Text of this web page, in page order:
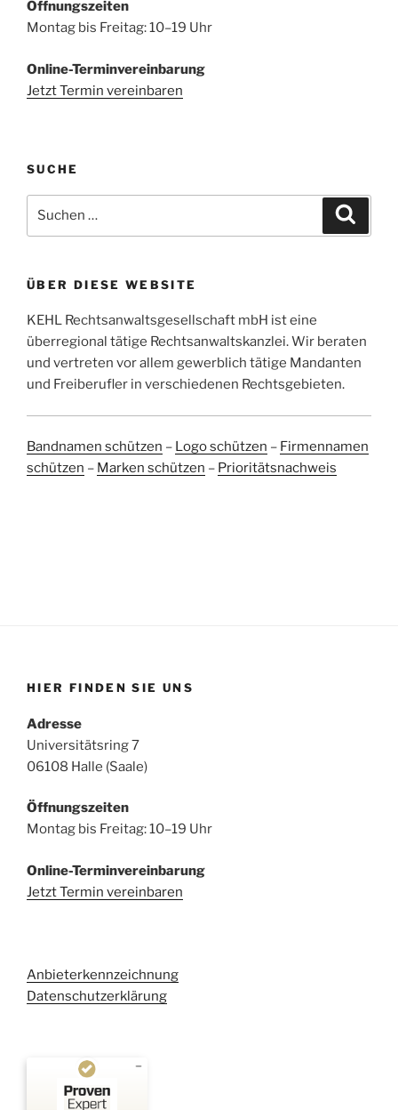
Öffnungszeiten
Montag bis Freitag: 10–19 Uhr
Online-Terminvereinbarung
Jetzt Termin vereinbaren
SUCHE
nach:
ÜBER DIESE WEBSITE
KEHL Rechtsanwaltsgesellschaft mbH ist eine
überregional tätige Rechtsanwaltskanzlei. Wir beraten
und vertreten vor allem gewerblich tätige Mandanten
und Freiberufler in verschiedenen Rechtsgebieten.
Bandnamen schützen – Logo schützen – Firmennamen
schützen – Marken schützen – Prioritätsnachweis
HIER FINDEN SIE UNS
Adresse
Universitätsring 7
06108 Halle (Saale)
Öffnungszeiten
Montag bis Freitag: 10–19 Uhr
Online-Terminvereinbarung
Jetzt Termin vereinbaren
Anbieterkennzeichnung
Datenschutzerklärung
Kundenbewertungen und Erfahrungen zu